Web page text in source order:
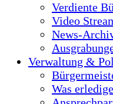
Verdiente
Video
News-
Verwaltung &
Was